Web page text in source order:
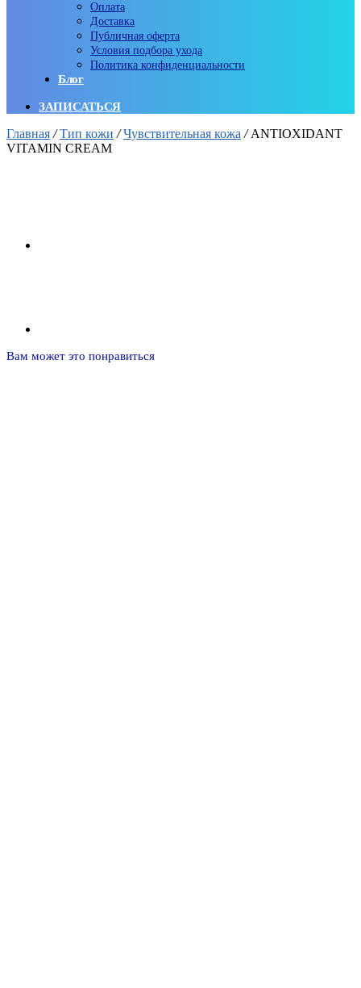
Оплата
Доставка
Публичная оферта
Условия подбора ухода
Политика конфиденциальности
Блог
ЗАПИСАТЬСЯ
Главная / Тип кожи / Чувствительная кожа /ANTIOXIDANT
VITAMIN CREAM
Вам может это понравиться